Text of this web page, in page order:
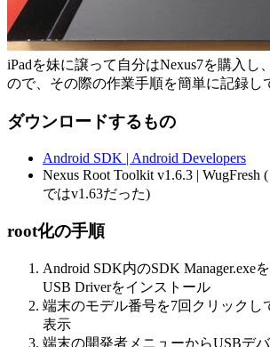
iPadを妹に譲って自分はNexus7を購入し
ので、その際の作業手順を簡単に記録し
ダウンロードするもの
Android SDK | Android Developers
Nexus Root Toolkit v1.6.3 |
ではv1.63だった)
root化の手順
Android SDK内のSDK Manager.exe
USB Driverをインストール
端末のモデル番号を7回クリックし
表示
端末の開発者メニューからUSBデ